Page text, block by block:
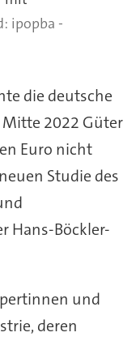
ipopba -
die deutsche
2022 Güter
Euro nicht
Studie des
Hans-Böckler-
und
deren